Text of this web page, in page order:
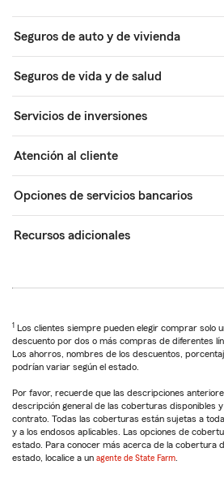
Seguros de auto y de vivienda
Seguros de vida y de salud
Servicios de inversiones
Atención al cliente
Opciones de servicios bancarios
Recursos adicionales
1 Los clientes siempre pueden elegir comprar solo
descuento por dos o más compras de diferentes
Los ahorros, nombres de los descuentos,
podrían variar según el estado.
Por favor, recuerde que las descripciones
descripción general de las coberturas disponibles
contrato. Todas las coberturas están sujetas a
y a los endosos aplicables. Las opciones de
estado. Para conocer más acerca de la cobertura
estado, localice a un agente de State Farm